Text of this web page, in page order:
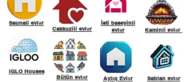
Saunali evlər
IGLO Houses
Cakkuzili evlər
Bütün evlər
İsti baseyinli
evlər
Aylıq Evlər
Kaminli evlər
Satılan evlər